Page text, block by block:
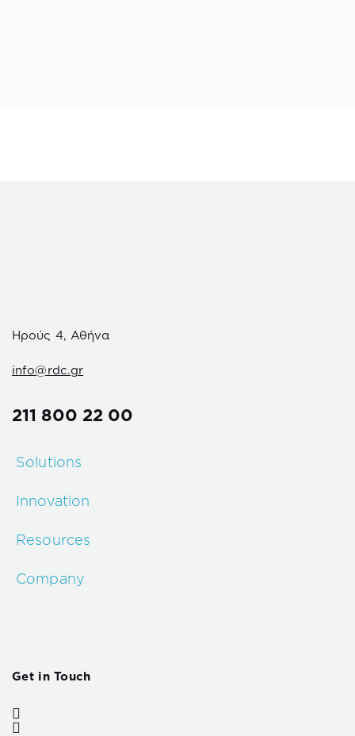
Ηρούς 4, Αθήνα
info@rdc.gr
211 800 22 00
Solutions
Innovation
Resources
Company
Get in Touch